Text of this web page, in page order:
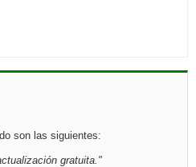
son las siguientes:
gratuita. "